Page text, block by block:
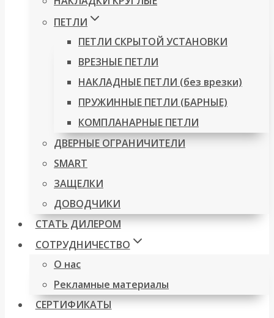
ПЕТЛИ
ПЕТЛИ СКРЫТОЙ УСТАНОВКИ
ВРЕЗНЫЕ ПЕТЛИ
НАКЛАДНЫЕ ПЕТЛИ (без врезки)
ПРУЖИННЫЕ ПЕТЛИ (БАРНЫЕ)
КОМПЛАНАРНЫЕ ПЕТЛИ
ДВЕРНЫЕ ОГРАНИЧИТЕЛИ
SMART
ЗАЩЕЛКИ
ДОВОДЧИКИ
СТАТЬ ДИЛЕРОМ
СОТРУДНИЧЕСТВО
О нас
Рекламные материалы
СЕРТИФИКАТЫ